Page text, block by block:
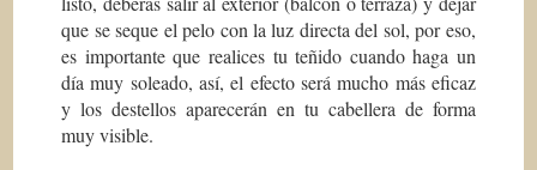
que se seque el pelo con la luz directa del sol, por eso,
es importante que realices tu teñido cuando haga un
día muy soleado, así, el efecto será mucho más eficaz
y los destellos aparecerán en tu cabellera de forma
muy visible.